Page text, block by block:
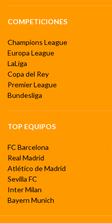
COMPETICIONES
Champions League
Europa League
LaLiga
Copa del Rey
Premier League
Bundesliga
TOP EQUIPOS
FC Barcelona
Real Madrid
Atlético de Madrid
Sevilla FC
Inter Milan
Bayern Munich